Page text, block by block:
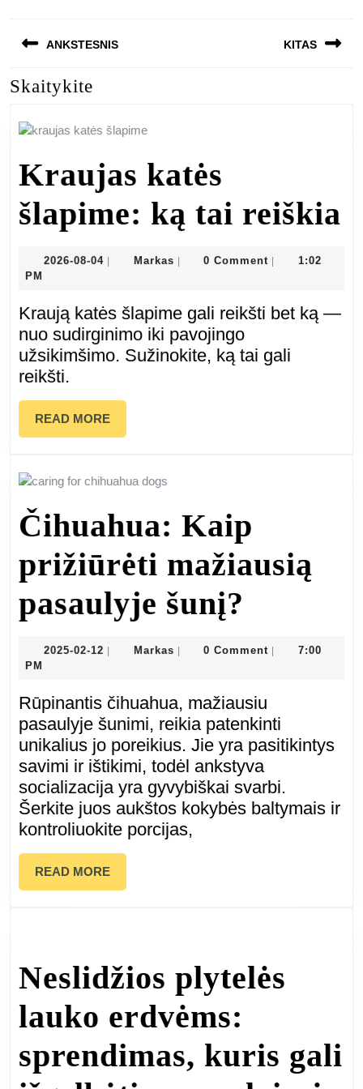
Navigacija
tarp
ANKSTESNIS
Previous
KITAS
Skaitykite
Kraujas katės
šlapime: ką tai reiškia
2026-08-042026-
| MarkasMarkas
| 0 Comment |
1:02
PM
Kraują katės šlapime gali reikšti bet ką —
nuo sudirginimo iki pavojingo
užsikimšimo. Sužinokite, ką tai gali
reikšti.
READ MOREREAD
MORE
Čihuahua: Kaip
prižiūrėti mažiausią
pasaulyje šunį?
Kaip
šunį?
2025-02-12 2025-
| MarkasMarkas
| 0 Comment |
7:00
PM
Rūpinantis čihuahua, mažiausiu
pasaulyje šunimi, reikia patenkinti
unikalius jo poreikius. Jie yra pasitikintys
savimi ir ištikimi, todėl ankstyva
socializacija yra gyvybiškai svarbi.
Šerkite juos aukštos kokybės baltymais ir
kontroliuokite porcijas,
READ MOREREAD
MORE
Neslidžios plytelės
lauko erdvėms:
sprendimas, kuris gali